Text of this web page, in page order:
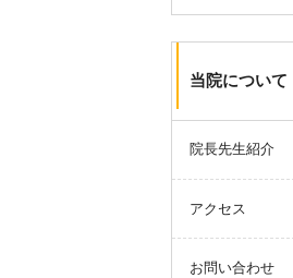
当院について
院長先生紹介
アクセス
お問い合わせ